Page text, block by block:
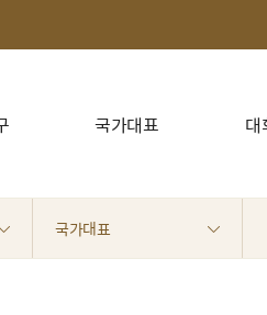
국가대표 대
국가대표